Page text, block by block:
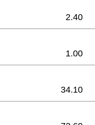
2.40
1.00
34.10